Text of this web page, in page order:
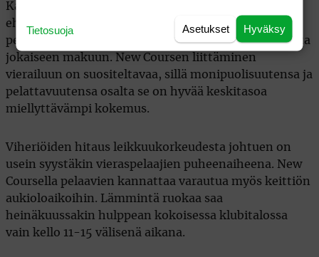
Kahden kentän yhdistelmänä Tahko on Suomen
ehdotonta eliittiä. Old Coursen pelaaminen on
pelkästään maisemien johdosta melkoista ilotulitusta
jokaiseen makuun. New Coursen liittäminen
vierailuun on suositeltavaa, sillä monipuolisuutensa ja
pelattavuutensa osalta se on hyvää keskitasoa
miellyttävämpi kokemus.
Viheriöiden hitaus leikkuukorkeudesta johtuen on
usein syystäkin vieraspelaajien puheenaiheena. New
Coursella pelaavien kannattaa varautua myös keittiön
aukioloaikoihin. Lämmintä ruokaa saa
heinäkuussakin hulppean kokoisessa klubitalossa
vain kello 11-15 välisenä aikana.
Hyväksy
Asetukset
Tietosuoja